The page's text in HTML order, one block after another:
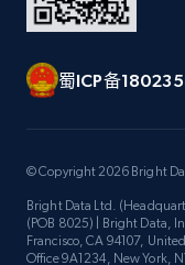
蜀ICP备
© Copyright 2026 Bright
Bright Data Ltd.
(POB 8025) | Bright Data,
Francisco, CA 94107,
Office 9A1234, New York,